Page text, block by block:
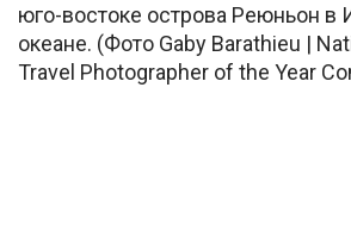
юго-востоке острова Реюньон в
океане. (Фото Gaby Barathieu |
Travel Photographer of the Year